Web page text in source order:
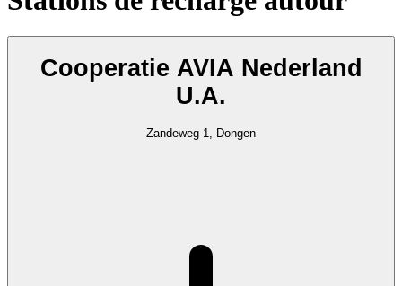
Cooperatie AVIA Nederland
U.A.
Zandeweg 1, Dongen